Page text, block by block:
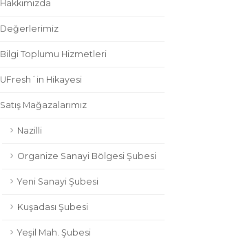
Hakkımızda
Değerlerimiz
Bilgi Toplumu Hizmetleri
UFresh´in Hikayesi
Satış Mağazalarımız
Nazilli
Organize Sanayi Bölgesi Şubesi
Yeni Sanayi Şubesi
Kuşadası Şubesi
Yeşil Mah. Şubesi